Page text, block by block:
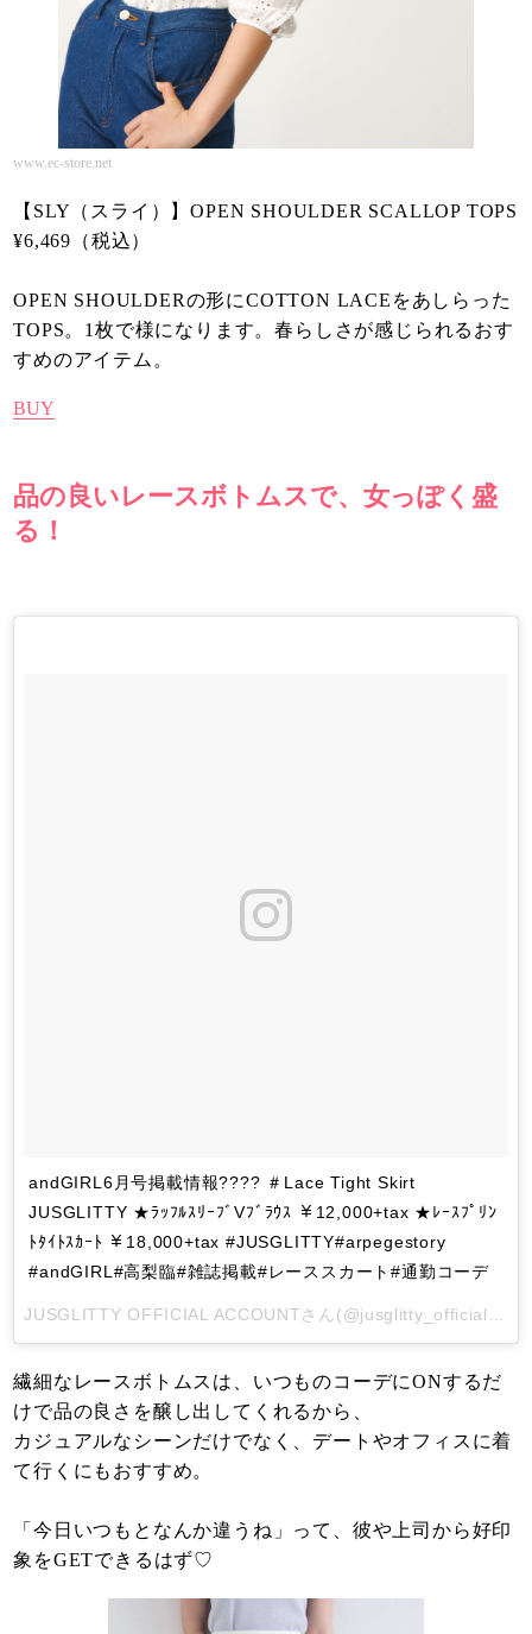
www.ec-store.net
【SLY（スライ）】OPEN SHOULDER SCALLOP TOPS
¥6,469（税込）
OPEN SHOULDERの形にCOTTON LACEをあしらった
TOPS。1枚で様になります。春らしさが感じられるおす
すめのアイテム。
BUY
品の良いレースボトムスで、女っぽく盛
る！
andGIRL6月号掲載情報???? ＃Lace Tight Skirt
JUSGLITTY ★ﾗｯﾌﾙｽﾘｰﾌﾞVﾌﾞﾗｳｽ ￥12,000+tax ★ﾚｰｽﾌﾟﾘﾝ
ﾄﾀｲﾄｽｶｰﾄ ￥18,000+tax #JUSGLITTY#arpegestory
#andGIRL#高梨臨#雑誌掲載#レーススカート#通勤コーデ
JUSGLITTY OFFICIAL ACCOUNTさん(@jusglitty_official)がシェアした投稿 -
繊細なレースボトムスは、いつものコーデにONするだ
けで品の良さを醸し出してくれるから、
カジュアルなシーンだけでなく、デートやオフィスに着
て行くにもおすすめ。
「今日いつもとなんか違うね」って、彼や上司から好印
象をGETできるはず♡